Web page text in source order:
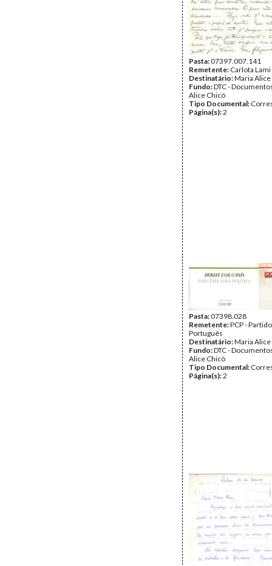
Pasta:07397.007.141
Remetente: Carlota Lami
Destinatário:Maria Alice
Fundo:DTC -
Alice Chicó
Tipo Documental:
Página(s):2
Pasta:07398.028
Remetente:PCP -
Português
Destinatário:Maria Alice
Fundo:DTC -
Alice Chicó
Tipo Documental:
Página(s):2